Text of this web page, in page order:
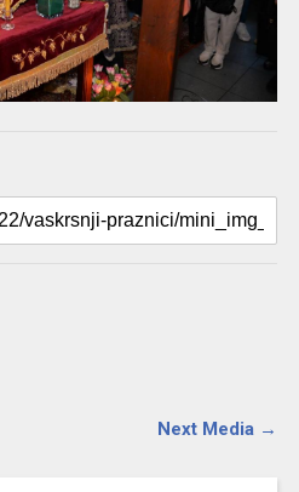
Next Media →